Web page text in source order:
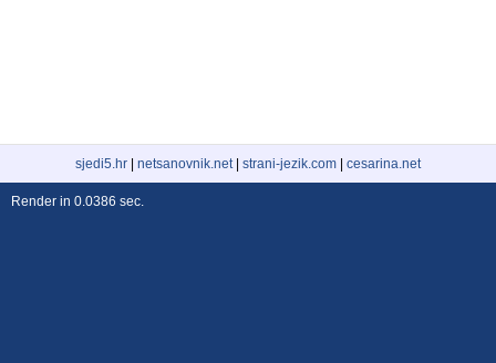
sjedi5.hr netsanovnik.net| strani-jezik.com cesarina.net
Render in 0.0386 sec.